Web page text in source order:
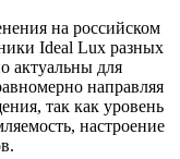
на российском
Ideal Lux разных
актуальны для
направляя
так как уровень
настроение